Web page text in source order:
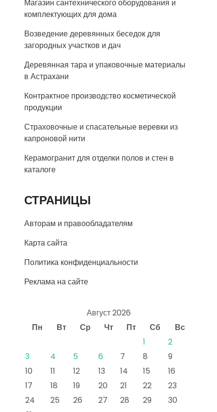
Магазин сантехнического оборудования и
комплектующих для дома
Возведение деревянных беседок для
загородных участков и дач
Деревянная тара и упаковочные материалы
в Астрахани
Контрактное производство косметической
продукции
Страховочные и спасательные веревки из
капроновой нити
Керамогранит для отделки полов и стен в
каталоге
СТРАНИЦЫ
Авторам и правообладателям
Карта сайта
Политика конфиденциальности
Реклама на сайте
Август 2026
Пн
Вт Ср Чт Пт Сб
Вс
1
2
3
4 5 6 7 8
9
10
11 12 13 14 15
16
17
18 19 20 21 22
23
24
25 26 27 28 29
30